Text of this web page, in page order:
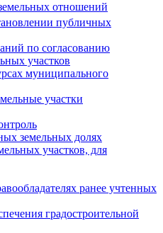
отношений
публичных
по согласованию
участков
муниципального
участки
земельных долях
участков, для
ранее учтенных
градостроительной